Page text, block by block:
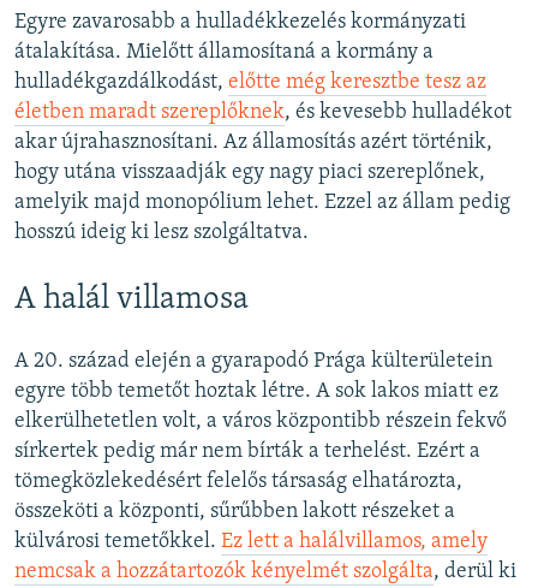
Egyre zavarosabb a hulladékkezelés kormányzati
átalakítása. Mielőtt államosítaná a kormány a
hulladékgazdálkodást, előtte még keresztbe tesz az
életben maradt szereplőknek, és kevesebb hulladékot
akar újrahasznosítani. Az államosítás azért történik,
hogy utána visszaadják egy nagy piaci szereplőnek,
amelyik majd monopólium lehet. Ezzel az állam pedig
hosszú ideig ki lesz szolgáltatva.
A halál villamosa
A 20. század elején a gyarapodó Prága külterületein
egyre több temetőt hoztak létre. A sok lakos miatt ez
elkerülhetetlen volt, a város központibb részein fekvő
sírkertek pedig már nem bírták a terhelést. Ezért a
tömegközlekedésért felelős társaság elhatározta,
összeköti a központi, sűrűbben lakott részeket a
külvárosi temetőkkel. Ez lett a halálvillamos, amely
nemcsak a hozzátartozók kényelmét szolgálta, derül ki